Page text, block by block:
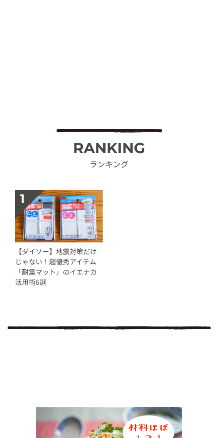
RANKING
ランキング
【ダイソー】地震対策だけ
じゃない！超優秀アイテム
「耐震マット」のイエナカ
活用術6選